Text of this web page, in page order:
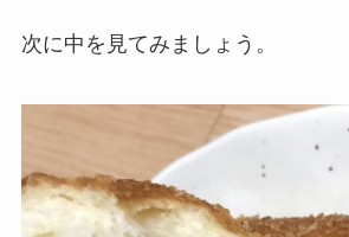
次に中を見てみましょう。